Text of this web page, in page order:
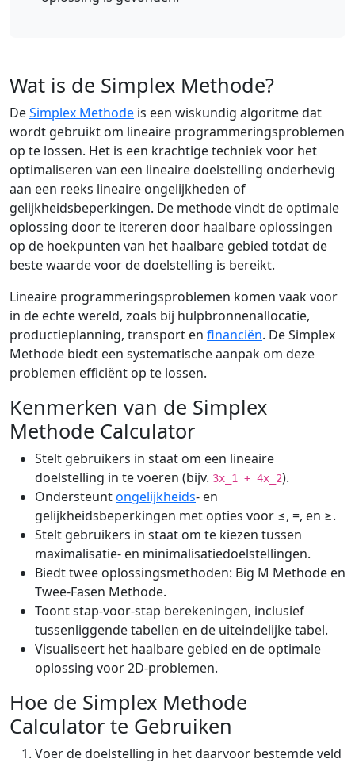
Wat is de Simplex Methode?
DeSimplex Methode is een wiskundig algoritme dat
wordt gebruikt om lineaire programmeringsproblemen
op te lossen. Het is een krachtige techniek voor het
optimaliseren van een lineaire doelstelling onderhevig
aan een reeks lineaire ongelijkheden of
gelijkheidsbeperkingen. De methode vindt de optimale
oplossing door te itereren door haalbare oplossingen
op de hoekpunten van het haalbare gebied totdat de
beste waarde voor de doelstelling is bereikt.
Lineaire programmeringsproblemen komen vaak voor
in de echte wereld, zoals bij hulpbronnenallocatie,
productieplanning, transport en financiën. De Simplex
Methode biedt een systematische aanpak om deze
problemen efficiënt op te lossen.
Kenmerken van de Simplex
Methode Calculator
Stelt gebruikers in staat om een lineaire
doelstelling in te voeren (bijv. 3x_1 + 4x_2).
Ondersteuntongelijkheids- en
gelijkheidsbeperkingen met opties voor ≤, =, en ≥.
Stelt gebruikers in staat om te kiezen tussen
maximalisatie- en minimalisatiedoelstellingen.
Biedt twee oplossingsmethoden: Big M Methode en
Twee-Fasen Methode.
Toont stap-voor-stap berekeningen, inclusief
tussenliggende tabellen en de uiteindelijke tabel.
Visualiseert het haalbare gebied en de optimale
oplossing voor 2D-problemen.
Hoe de Simplex Methode
Calculator te Gebruiken
Voer de doelstelling in het daarvoor bestemde veld